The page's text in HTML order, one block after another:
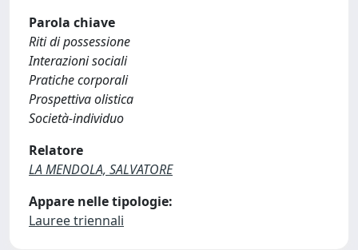
Parola chiave
Riti di possessione
Interazioni sociali
Pratiche corporali
Prospettiva olistica
Società-individuo
Relatore
LA MENDOLA, SALVATORE
Appare nelle tipologie:
Lauree triennali